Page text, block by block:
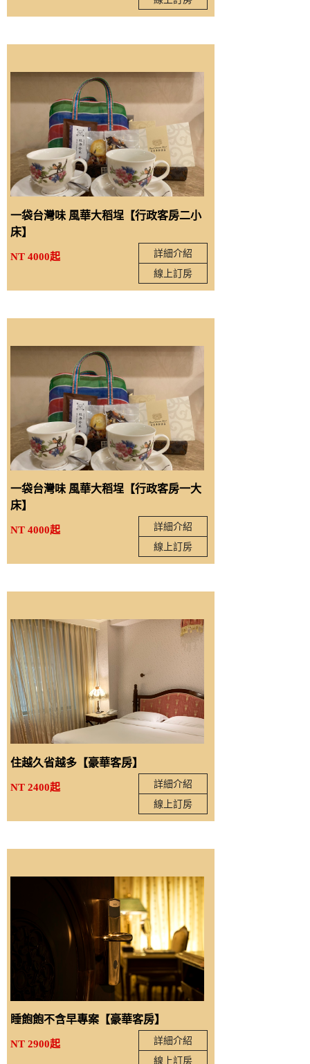
一袋台灣味 風華大稻埕【行政客房二小
床】
NT 4000起
詳細介紹
線上訂房
一袋台灣味 風華大稻埕【行政客房一大
床】
NT 4000起
詳細介紹
線上訂房
住越久省越多【豪華客房】
NT 2400起
詳細介紹
線上訂房
睡飽飽不含早專案【豪華客房】
NT 2900起
詳細介紹
線上訂房